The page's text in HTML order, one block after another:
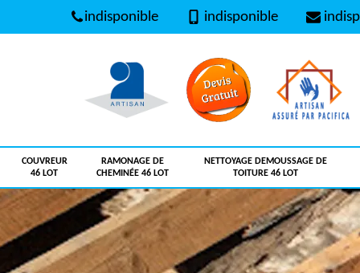
indisponible indisponible
COUVREUR
46 LOT
RAMONAGE DE
CHEMINÉE 46 LOT
NETTOYAGE DEMOUSSAGE DE
TOITURE 46 LOT